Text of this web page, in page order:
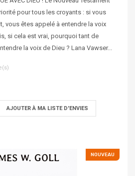
pour tous les croyants : si vous
vous êtes appelé à entendre la voix
si cela est vrai, pourquoi tant de
la voix de Dieu ? Lana Vawser...
AJOUTER À MA LISTE D'ENVIES
NOUVEAU